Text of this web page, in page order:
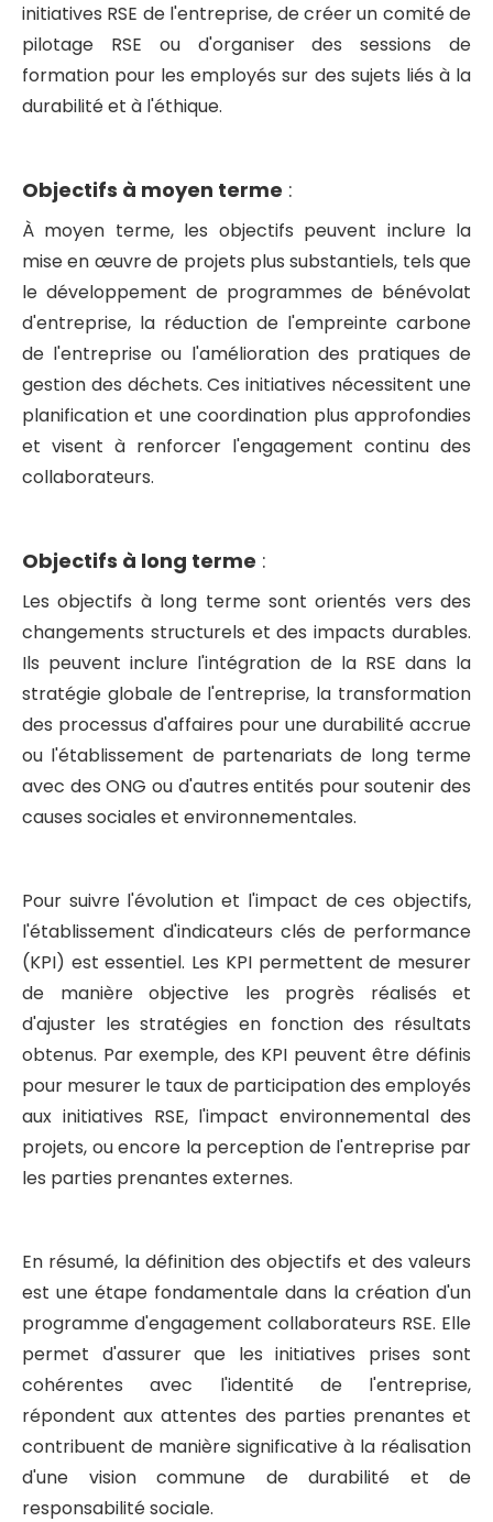
initiatives RSE de l'entreprise, de créer un comité de
pilotage RSE ou d'organiser des sessions de
formation pour les employés sur des sujets liés à la
durabilité et à l'éthique.
Objectifs à moyen terme :
À moyen terme, les objectifs peuvent inclure la
mise en œuvre de projets plus substantiels, tels que
le développement de programmes de bénévolat
d'entreprise, la réduction de l'empreinte carbone
de l'entreprise ou l'amélioration des pratiques de
gestion des déchets. Ces initiatives nécessitent une
planification et une coordination plus approfondies
et visent à renforcer l'engagement continu des
collaborateurs.
Objectifs à long terme :
Les objectifs à long terme sont orientés vers des
changements structurels et des impacts durables.
Ils peuvent inclure l'intégration de la RSE dans la
stratégie globale de l'entreprise, la transformation
des processus d'affaires pour une durabilité accrue
ou l'établissement de partenariats de long terme
avec des ONG ou d'autres entités pour soutenir des
causes sociales et environnementales.
Pour suivre l'évolution et l'impact de ces objectifs,
l'établissement d'indicateurs clés de performance
(KPI) est essentiel. Les KPI permettent de mesurer
de manière objective les progrès réalisés et
d'ajuster les stratégies en fonction des résultats
obtenus. Par exemple, des KPI peuvent être définis
pour mesurer le taux de participation des employés
aux initiatives RSE, l'impact environnemental des
projets, ou encore la perception de l'entreprise par
les parties prenantes externes.
En résumé, la définition des objectifs et des valeurs
est une étape fondamentale dans la création d'un
programme d'engagement collaborateurs RSE. Elle
permet d'assurer que les initiatives prises sont
cohérentes avec l'identité de l'entreprise,
répondent aux attentes des parties prenantes et
contribuent de manière significative à la réalisation
d'une vision commune de durabilité et de
responsabilité sociale.